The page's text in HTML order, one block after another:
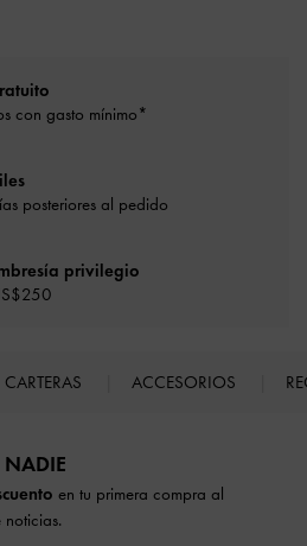
con gasto mínimo*
posteriores al pedido
privilegio
CARTERAS ACCESORIOS
NADIE​​
en tu primera compra al
noticias.